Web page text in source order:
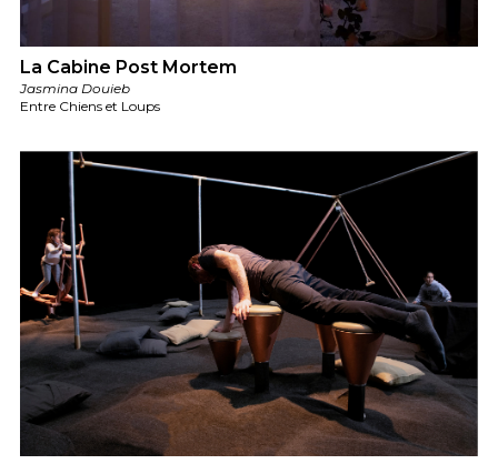
La Cabine Post Mortem
Jasmina Douieb
Entre Chiens et Loups